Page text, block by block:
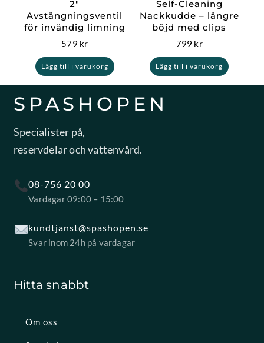
2″
Avstängningsventil
för invändig limning
579 kr
Lägg till i varukorg
Self-Cleaning
Nackkudde – längre
böjd med clips
799 kr
Lägg till i varukorg
SPASHOPEN
Specialister på,
reservdelar och vattenvård.
08-756 20 00
Vardagar 09:00 – 15:00
kundtjanst@spashopen.se
Svar inom 24h på vardagar
Hitta snabbt
Om oss